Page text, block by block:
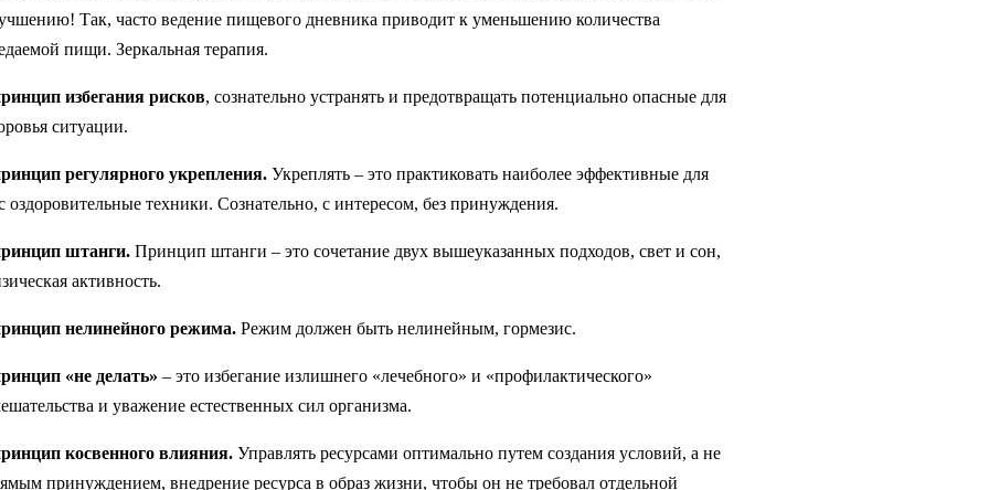
Так, часто ведение пищевого дневника приводит к уменьшению количества
пищи. Зеркальная терапия.
избегания рисков, сознательно устранять и предотвращать потенциально опасные для
ситуации.
регулярного укрепления. Укреплять – это практиковать наиболее эффективные для
оздоровительные техники. Сознательно, с интересом, без принуждения.
штанги. Принцип штанги – это сочетание двух вышеуказанных подходов, свет и сон,
активность.
нелинейного режима. Режим должен быть нелинейным, гормезис.
«не делать» – это избегание излишнего «лечебного» и «профилактического»
и уважение естественных сил организма.
косвенного влияния. Управлять ресурсами оптимально путем создания условий, а не
принуждением, внедрение ресурса в образ жизни, чтобы он не требовал отдельной